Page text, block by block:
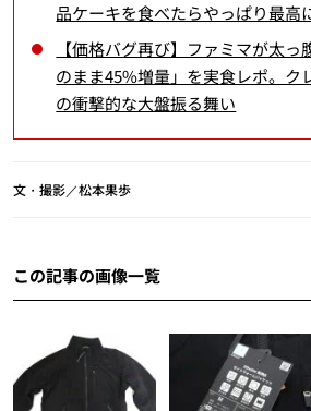
品ケーキを食べたらやっぱり最高
【価格バグ再び】ファミマが太
のまま45%増量」を実食レポ。ク
の衝撃的な大盤振る舞い
文・撮影／松本果歩
この記事の画像一覧